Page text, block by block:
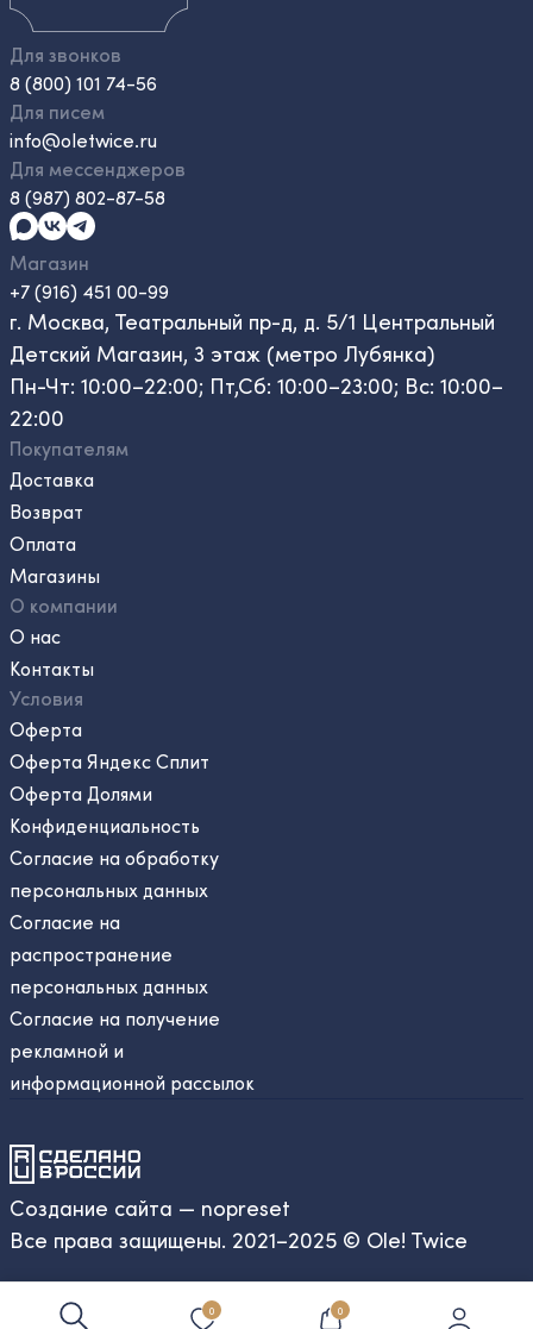
0 0
Для звонков
8 (800) 101 74-56
Для писем
info@oletwice.ru
Для мессенджеров
8 (987) 802-87-58
Магазин
+7 (916) 451 00-99
г. Москва, Театральный пр-д, д. 5/1 Центральный
Детский Магазин, 3 этаж (метро Лубянка)
Пн-Чт: 10:00–22:00; Пт,Сб: 10:00–23:00; Вс: 10:00–
22:00
Покупателям
Доставка
Возврат
Оплата
Магазины
О компании
О нас
Контакты
Условия
Оферта
Оферта Яндекс Сплит
Оферта Долями
Конфиденциальность
Согласие на обработку
персональных данных
Согласие на
распространение
персональных данных
Согласие на получение
рекламной и
информационной рассылок
Создание сайта — nopreset
Все права защищены. 2021–2025 © Ole! Twice